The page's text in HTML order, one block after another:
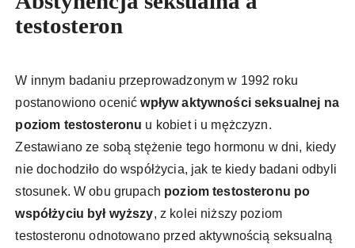
testosteron
W innym badaniu przeprowadzonym w 1992 roku
postanowiono ocenićwpływ aktywności seksualnej na
poziom testosteronu u kobiet i u mężczyzn.
Zestawiano ze sobą stężenie tego hormonu w dni, kiedy
nie dochodziło do współżycia, jak te kiedy badani odbyli
stosunek. W obu grupach poziom testosteronu po
współżyciu był wyższy, z kolei niższy poziom
testosteronu odnotowano przed aktywnością seksualną